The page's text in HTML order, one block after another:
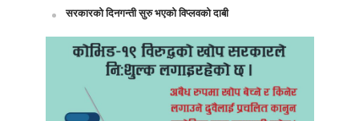
सरकारको दिनगन्ती सुरु भएको विप्लवको दाबी